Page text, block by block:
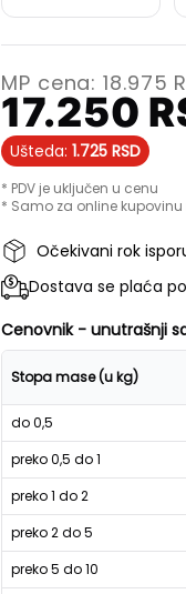
MP cena:18.975
17.250
Ušteda: 1.725 RSD
* PDV je uključen u cenu
* Samo za online
Očekivani rok
Dostava se plaća
Cenovnik - unutrašnji
Stopa mase (u kg)
do 0,5
preko 0,5 do 1
preko 1 do 2
preko 2 do 5
preko 5 do 10